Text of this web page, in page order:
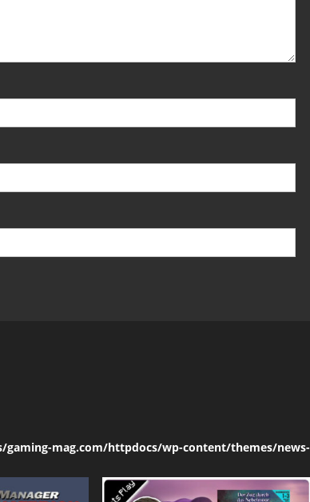
mag.com/httpdocs/wp-content/themes/news-